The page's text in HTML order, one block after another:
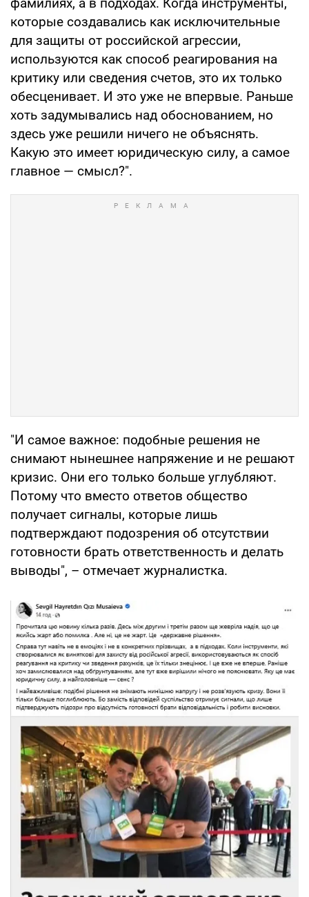
фамилиях, а в подходах. Когда инструменты,
которые создавались как исключительные
для защиты от российской агрессии,
используются как способ реагирования на
критику или сведения счетов, это их только
обесценивает. И это уже не впервые. Раньше
хоть задумывались над обоснованием, но
здесь уже решили ничего не объяснять.
Какую это имеет юридическую силу, а самое
главное — смысл?".
"И самое важное: подобные решения не
снимают нынешнее напряжение и не решают
кризис. Они его только больше углубляют.
Потому что вместо ответов общество
получает сигналы, которые лишь
подтверждают подозрения об отсутствии
готовности брать ответственность и делать
выводы", – отмечает журналистка.